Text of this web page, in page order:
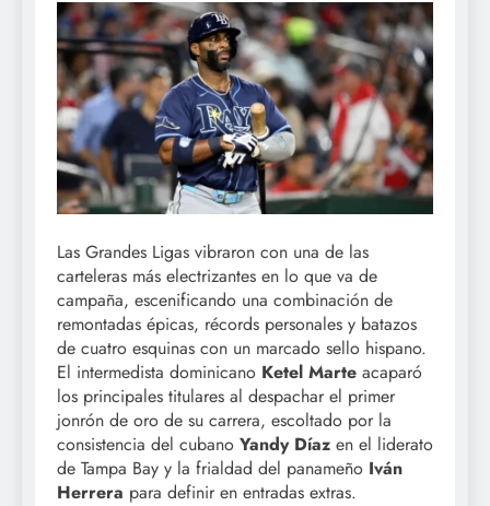
Las Grandes Ligas vibraron con una de las
carteleras más electrizantes en lo que va de
campaña, escenificando una combinación de
remontadas épicas, récords personales y batazos
de cuatro esquinas con un marcado sello hispano.
El intermedista dominicano Ketel Marte acaparó
los principales titulares al despachar el primer
jonrón de oro de su carrera, escoltado por la
consistencia del cubano Yandy Díaz en el liderato
de Tampa Bay y la frialdad del panameño Iván
Herrera para definir en entradas extras.